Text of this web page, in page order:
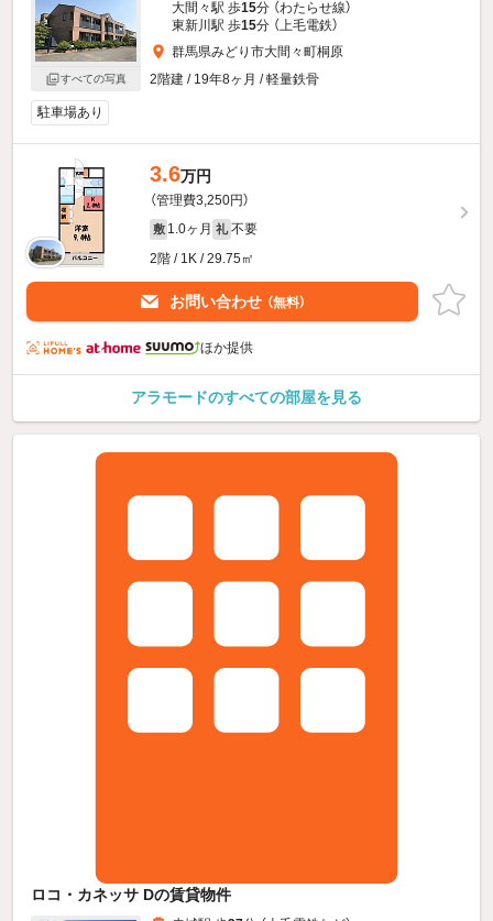
すべての写真
大間々駅 歩15分 （わたらせ線）
東新川駅 歩15分 （上毛電鉄）
群馬県みどり市大間々町桐原
2階建 / 19年8ヶ月 / 軽量鉄骨
駐車場あり
3.6万円
（管理費3,250円）
敷 1.0ヶ月 礼 不要
2階 / 1K / 29.75㎡
お問い合わせ （無料）
ほか提供
アラモードのすべての部屋を見る
ロコ・カネッサ Dの賃貸物件